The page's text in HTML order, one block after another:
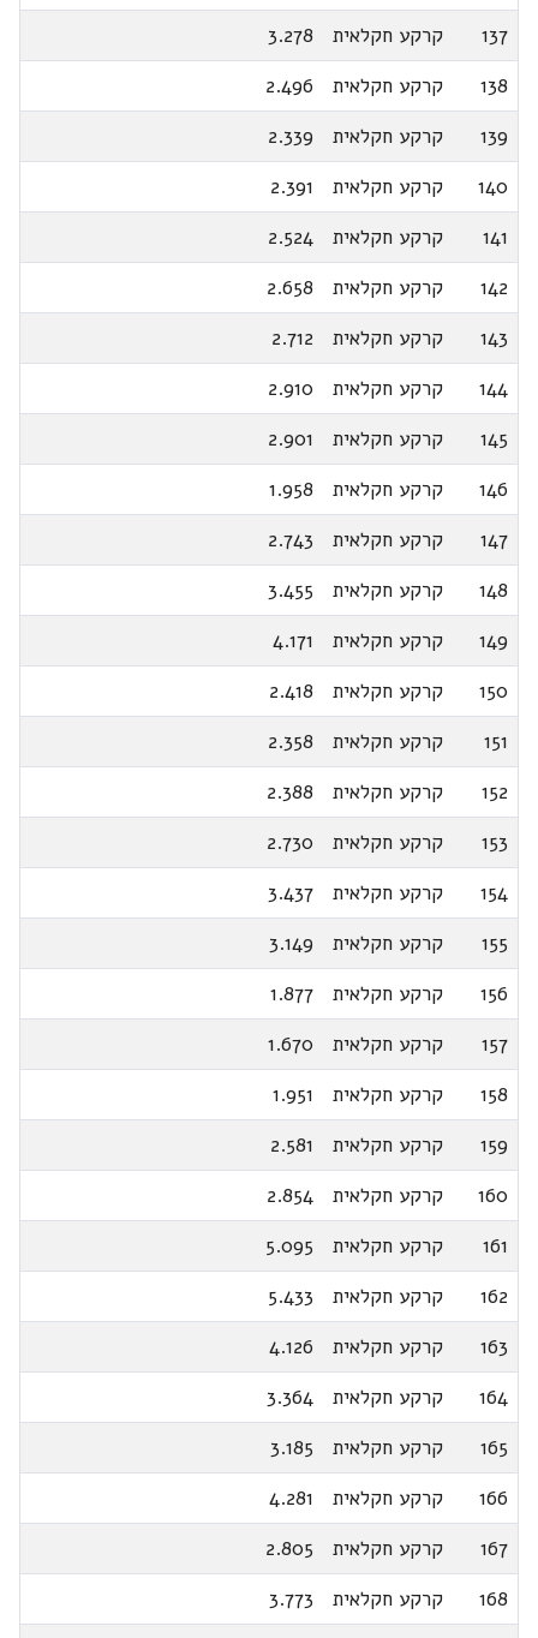
137
קרקע חקלאית
3.278
138
קרקע חקלאית
2.496
139
קרקע חקלאית
2.339
140
קרקע חקלאית
2.391
141
קרקע חקלאית
2.524
142
קרקע חקלאית
2.658
143
קרקע חקלאית
2.712
144
קרקע חקלאית
2.910
145
קרקע חקלאית
2.901
146
קרקע חקלאית
1.958
147
קרקע חקלאית
2.743
148
קרקע חקלאית
3.455
149
קרקע חקלאית
4.171
150
קרקע חקלאית
2.418
151
קרקע חקלאית
2.358
152
קרקע חקלאית
2.388
153
קרקע חקלאית
2.730
154
קרקע חקלאית
3.437
155
קרקע חקלאית
3.149
156
קרקע חקלאית
1.877
157
קרקע חקלאית
1.670
158
קרקע חקלאית
1.951
159
קרקע חקלאית
2.581
160
קרקע חקלאית
2.854
161
קרקע חקלאית
5.095
162
קרקע חקלאית
5.433
163
קרקע חקלאית
4.126
164
קרקע חקלאית
3.364
165
קרקע חקלאית
3.185
166
קרקע חקלאית
4.281
167
קרקע חקלאית
2.805
168
קרקע חקלאית
3.773